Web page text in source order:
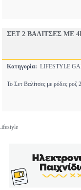
ΣΕΤ 2 ΒΑΛΙΤΣΕΣ ΜΕ
Κατηγορία: LIFESTYLE
Το Σετ Βαλίτσες με ρόδες ροζ